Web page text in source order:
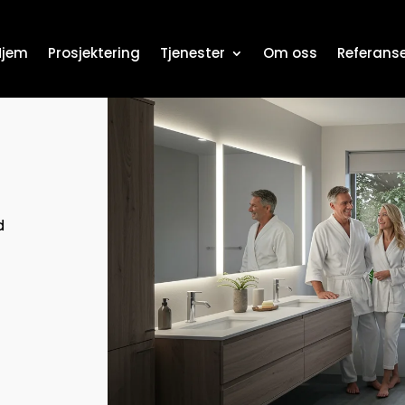
Prosjektering Tjenester Om oss